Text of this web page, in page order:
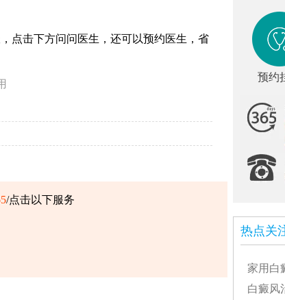
击下方问问医生，还可以预约医生，省
/点击以下服务
预约
热点关